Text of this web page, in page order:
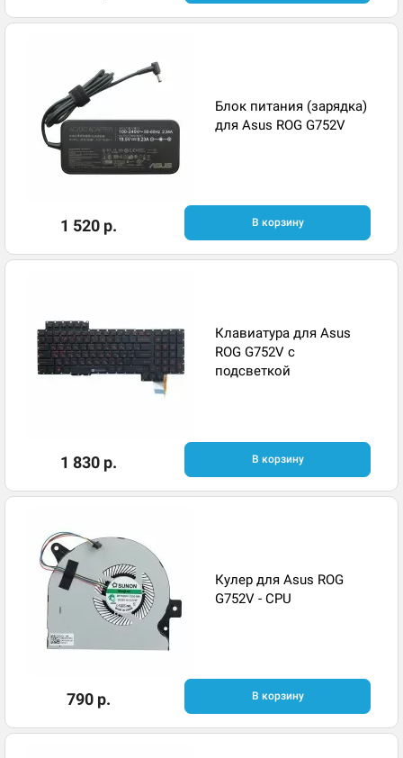
Блок питания (зарядка)
для Asus ROG G752V
1 520 р. В корзину
Клавиатура для Asus
ROG G752V с
подсветкой
1 830 р. В корзину
Кулер для Asus ROG
G752V - CPU
790 р. В корзину